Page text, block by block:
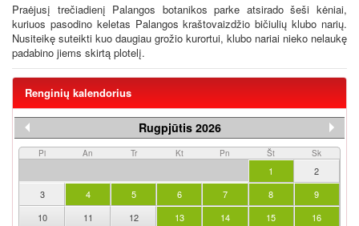
Praėjusį trečiadienį Palangos botanikos parke atsirado šeši kėniai,
kuriuos pasodino keletas Palangos kraštovaizdžio bičiulių klubo narių.
Nusiteikę suteikti kuo daugiau grožio kurortui, klubo nariai nieko nelaukę
padabino jiems skirtą plotelį.
Renginių kalendorius
Rugpjūtis 2026
Pi An Tr Kt Pn Št Sk
1
2
3
4 5 6 7 8
9
10
11 12 13 14 15
16